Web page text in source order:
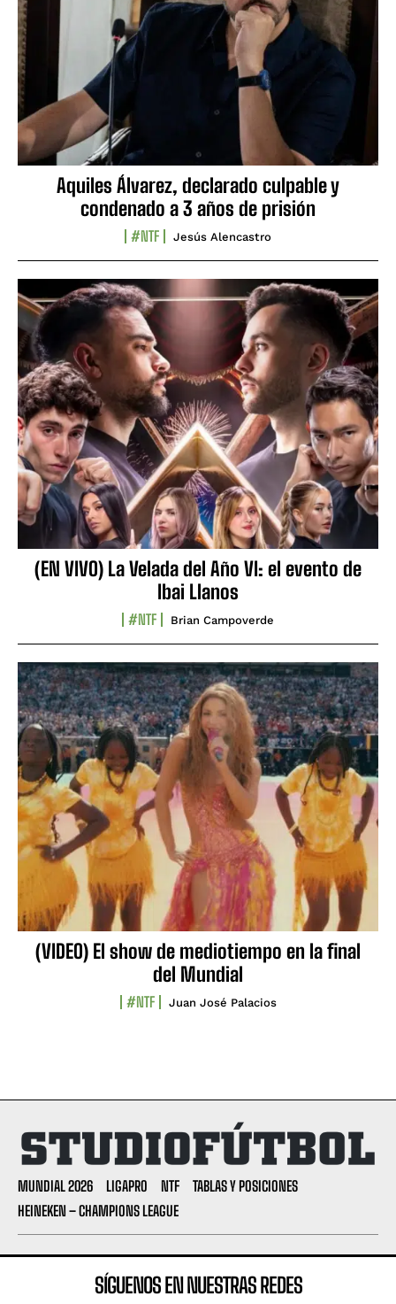
Aquiles Álvarez, declarado culpable y
condenado a 3 años de prisión
#NTF Jesús Alencastro
(EN VIVO) La Velada del Año VI: el evento de
Ibai Llanos
#NTF Brian Campoverde
(VIDEO) El show de mediotiempo en la final
del Mundial
#NTF Juan José Palacios
MUNDIAL 2026 LIGAPRO NTF
TABLAS Y POSICIONES
HEINEKEN – CHAMPIONS LEAGUE
SÍGUENOS EN NUESTRAS REDES